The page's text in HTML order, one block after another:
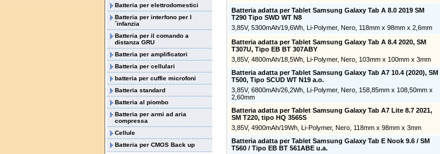
Batteria per elettrodomestici
Batteria per interfono per l
´infanzia
Batteria per il comando a
distanza GRU
Batteria per amplificatori
Batteria per cellulari
batteria per cuffie microfoni
Batteria standard
Batteria al piombo
Batteria per armi ad aria
compressa
Cellule
Batteria per CMOS Back up
Batteria adatta per Tablet Samsung Galaxy Tab A 8.0 2019 SM
T290 Tipo SWD WT N8
3,85V, 5300mAh/19,6Wh, Li-Polymer, Nero, 118mm x 98mm x 2,6mm
Batteria adatta per Tablet Samsung Galaxy Tab A 8.4 2020, SM
T307U, Tipo EB BT 307ABY
3,85V, 4800mAh/18,5Wh, Li-Polymer, Nero, 103mm x 100mm x 3mm
Batteria adatta per Tablet Samsung Galaxy Tab A7 10.4 (2020), SM
T500, Tipo SCUD WT N19 a.o.
3,85V, 6800mAh/26,2Wh, Li-Polymer, Nero, 158,85mm x 108,50mm x
2,60mm
Batteria adatta per Tablet Samsung Galaxy Tab A7 Lite 8.7 2021,
SM T220, tipo HQ 3565S
3,85V, 4900mAh/19Wh, Li-Polymer, Nero, 118mm x 98mm x 3mm
Batteria adatta per Tablet Samsung Galaxy Tab E Nook 9.6 / SM
T560 / Tipo EB BT 561ABE u.a.